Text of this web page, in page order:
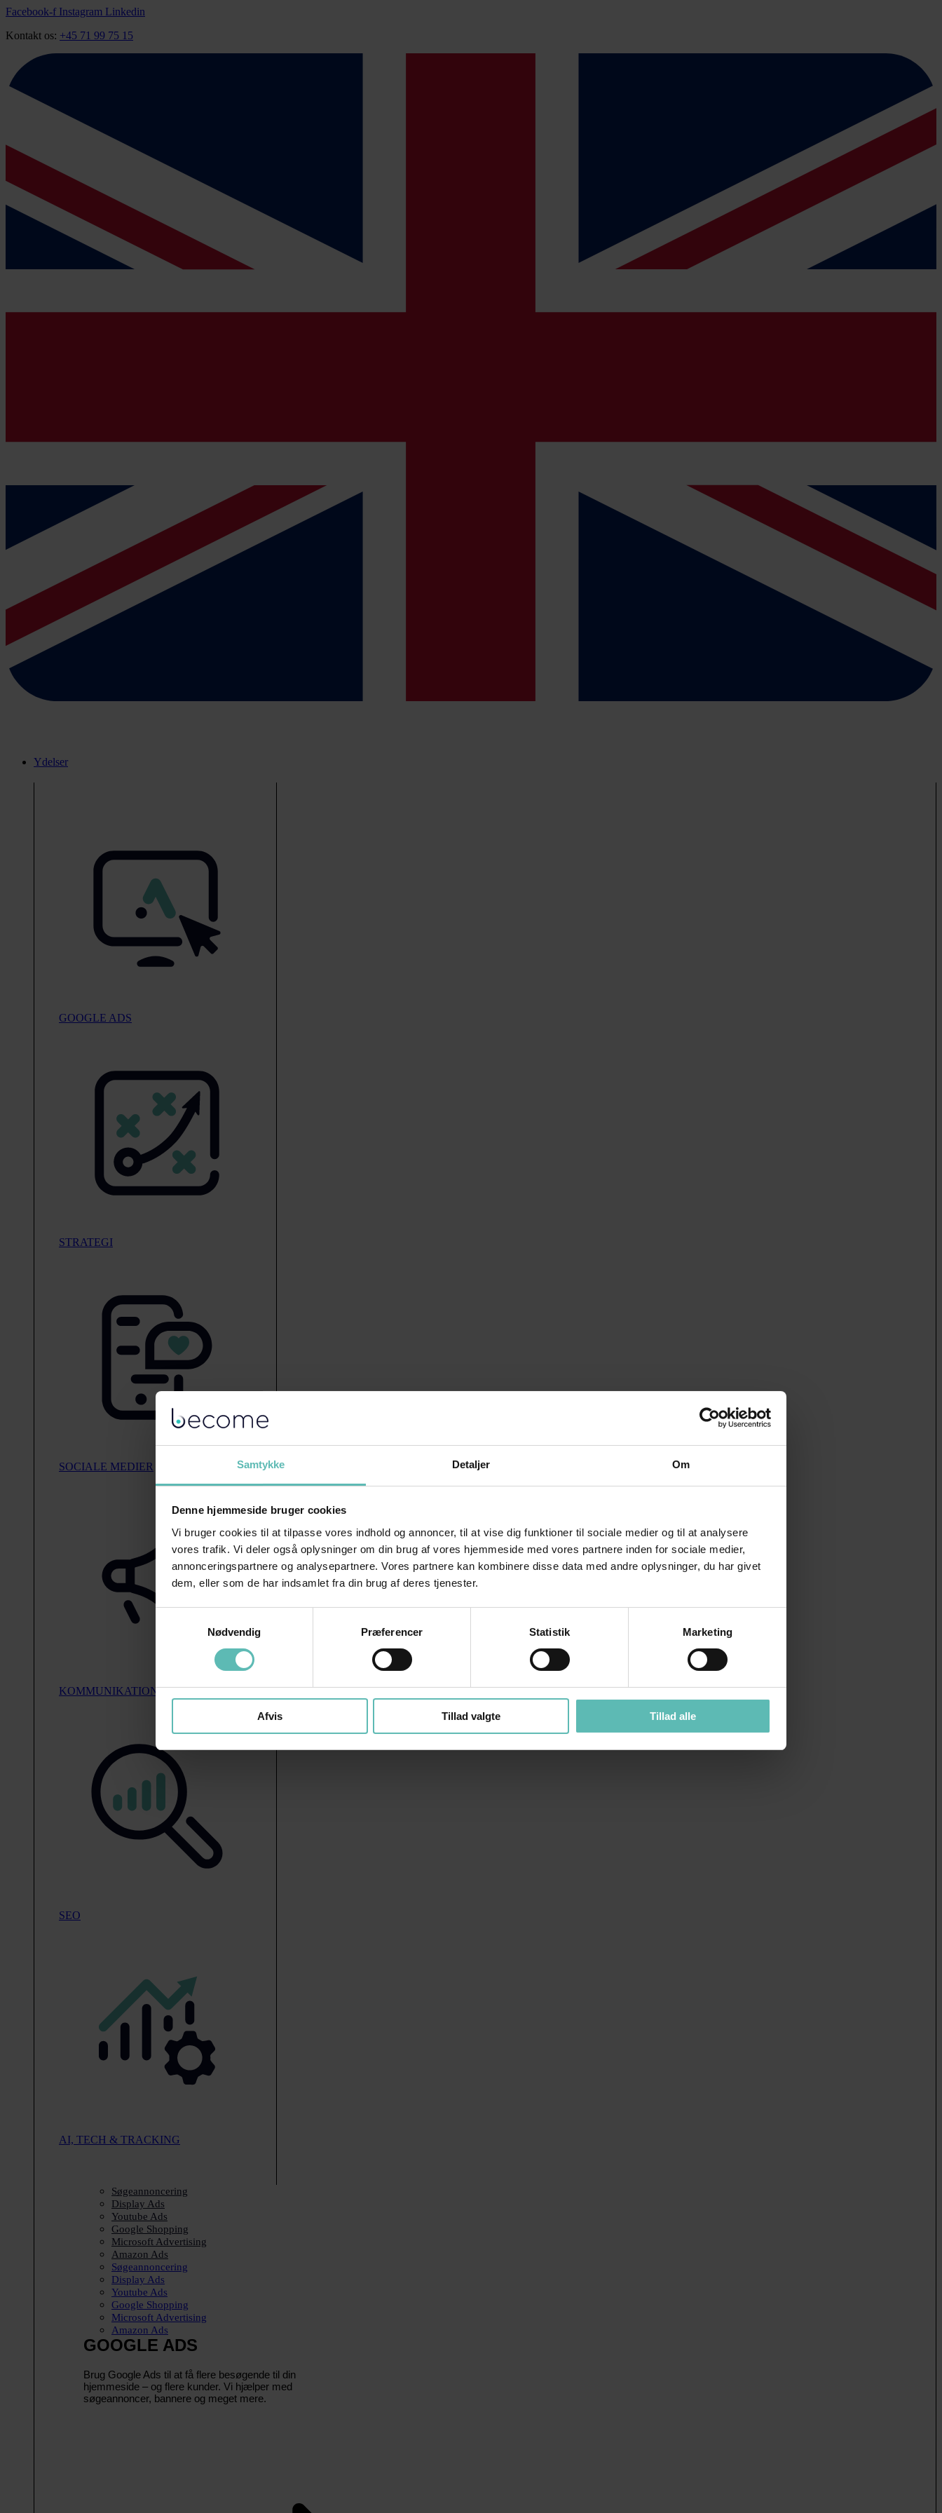
Samtykke Detaljer Om
Denne hjemmeside bruger cookies
Vi bruger cookies til at tilpasse vores indhold og annoncer, til at vise dig funktioner til sociale medier og til at analysere
vores trafik. Vi deler også oplysninger om din brug af vores hjemmeside med vores partnere inden for sociale medier,
annonceringspartnere og analysepartnere. Vores partnere kan kombinere disse data med andre oplysninger, du har givet
dem, eller som de har indsamlet fra din brug af deres tjenester.
Nødvendig
Præferencer Statistik Marketing
Afvis Tillad valgte Tillad alle
Videre
indhold
Facebook-f Instagram Linkedin
Kontakt os: +45 71 99 75 15
Ydelser
GOOGLE ADS
STRATEGI
SOCIALE MEDIER
KOMMUNIKATION
SEO
AI, TECH & TRACKING
Søgeannoncering
Display Ads
Youtube Ads
Google Shopping
Microsoft Advertising
Amazon Ads
Søgeannoncering
Display Ads
Youtube Ads
Google Shopping
Microsoft Advertising
Amazon Ads
GOOGLE ADS
Brug Google Ads til at få flere besøgende til din
hjemmeside – og flere kunder. Vi hjælper med
søgeannoncer, bannere og meget mere.